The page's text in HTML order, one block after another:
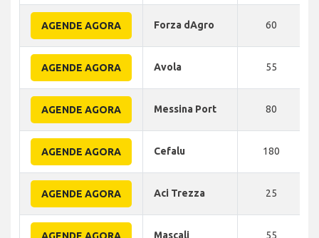
AGENDE AGORA Forza dAgro 60
AGENDE AGORA Avola 55
AGENDE AGORA Messina Port 80
AGENDE AGORA Cefalu 180
AGENDE AGORA Aci Trezza 25
AGENDE AGORA Mascali 55